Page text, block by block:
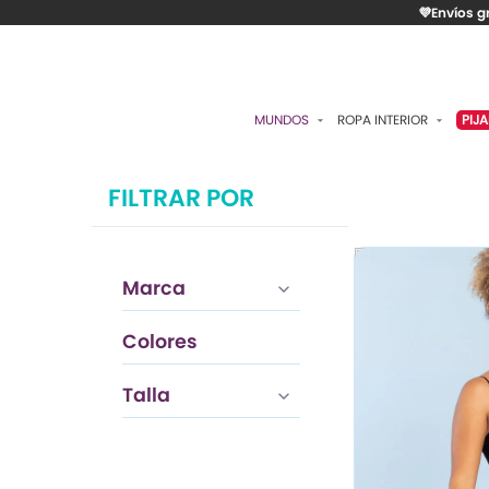
💜Envíos
MUNDOS
RITUALES
ROPA INTERIOR
ALGODÓN
LO MÁS VENDIDO
FILTRAR POR
Marca
Colores
Negro
Talla